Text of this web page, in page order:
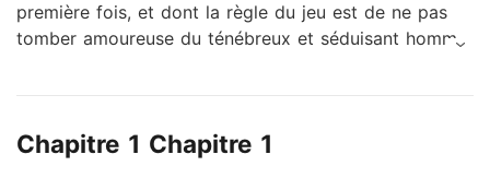
première fois, et dont la règle du jeu est de ne pas
tomber amoureuse du ténébreux et séduisant homme.
Damon Dixon, un homme avec un coeur en pierre,
Chapitre 1 Chapitre 1